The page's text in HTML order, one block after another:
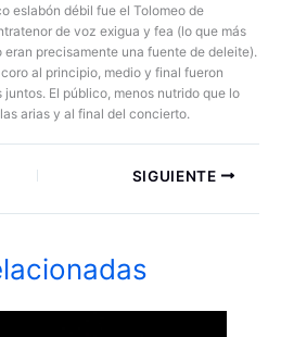
eslabón débil fue el Tolomeo de
de voz exigua y fea (lo que más
eran precisamente una fuente de deleite).
al principio, medio y final fueron
El público, menos nutrido que lo
arias y al final del concierto.
SIGUIENTE